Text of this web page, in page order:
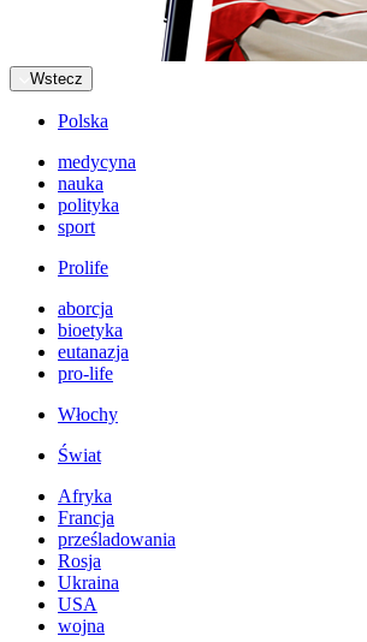
Wstecz
Polska
medycyna
nauka
polityka
sport
Prolife
aborcja
bioetyka
eutanazja
pro-life
Włochy
Świat
Afryka
Francja
prześladowania
Rosja
Ukraina
USA
wojna